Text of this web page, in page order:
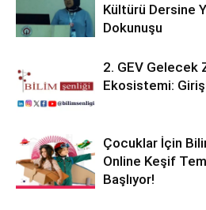
Kültürü Dersine
Dokunuşu
2. GEV Gelecek
Ekosistemi:
Çocuklar İçin
Online Keşif
Başlıyor!